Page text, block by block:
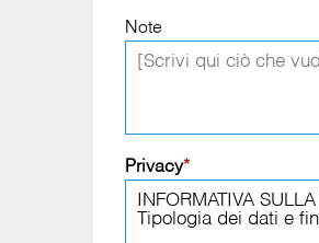
Note
Privacy*